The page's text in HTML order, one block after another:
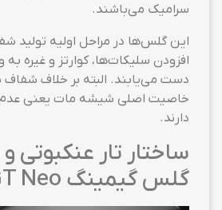
سرامیک می‌باشند.
این گلس‌ها در مراحل اولیه تولید
افزودن سلیکات‌ها، کوارتز و غیره
دست می‌یابند. البته بر خلاف
خاصیت اصلی شیشه مات یعنی عدم
دارند.
ساختار تار عنکبوتی
گلس گیمینگ Realme GT Neo